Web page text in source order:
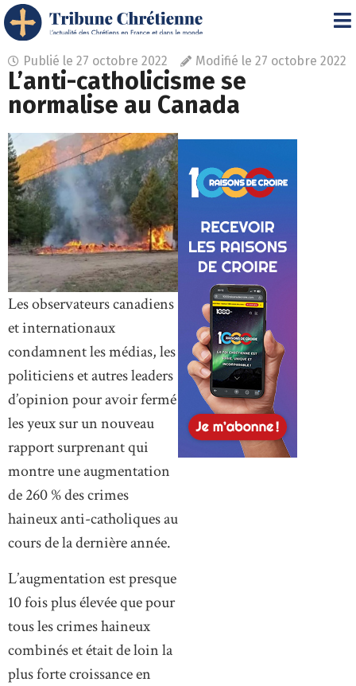
Publié le 27 octobre 2022 Modifié le 27 octobre 2022
L’anti-catholicisme se
normalise au Canada
Les observateurs canadiens
et internationaux
condamnent les médias, les
politiciens et autres leaders
d’opinion pour avoir fermé
les yeux sur un nouveau
rapport surprenant qui
montre une augmentation
de 260 % ​​des crimes
haineux anti-catholiques au
cours de la dernière année.
L’augmentation est presque
10 fois plus élevée que pour
tous les crimes haineux
combinés et était de loin la
plus forte croissance en